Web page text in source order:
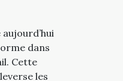
dans
Cette
les